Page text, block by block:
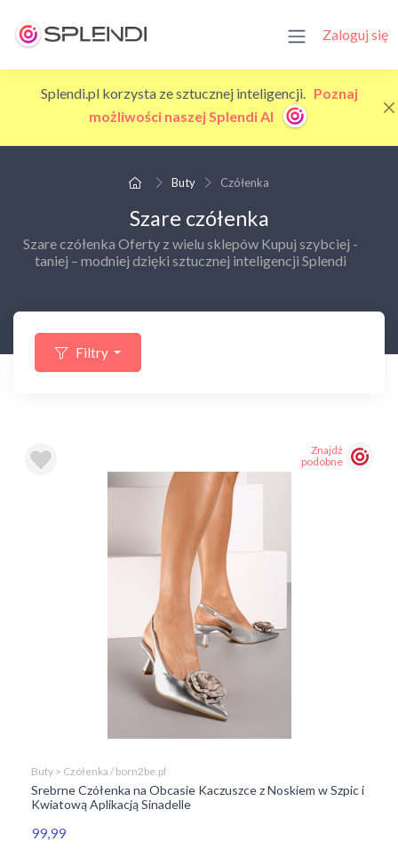
Zaloguj się
Splendi.pl korzysta ze sztucznej inteligencji. Poznaj
możliwości naszej Splendi AI
Buty Czółenka
Szare czółenka
Szare czółenka Oferty z wielu sklepów Kupuj szybciej -
taniej – modniej dzięki sztucznej inteligencji Splendi
Filtry
Znajdź
podobne
Buty > Czółenka / born2be.pl
Srebrne Czółenka na Obcasie Kaczuszce z Noskiem w Szpic i
Kwiatową Aplikacją Sinadelle
99,99